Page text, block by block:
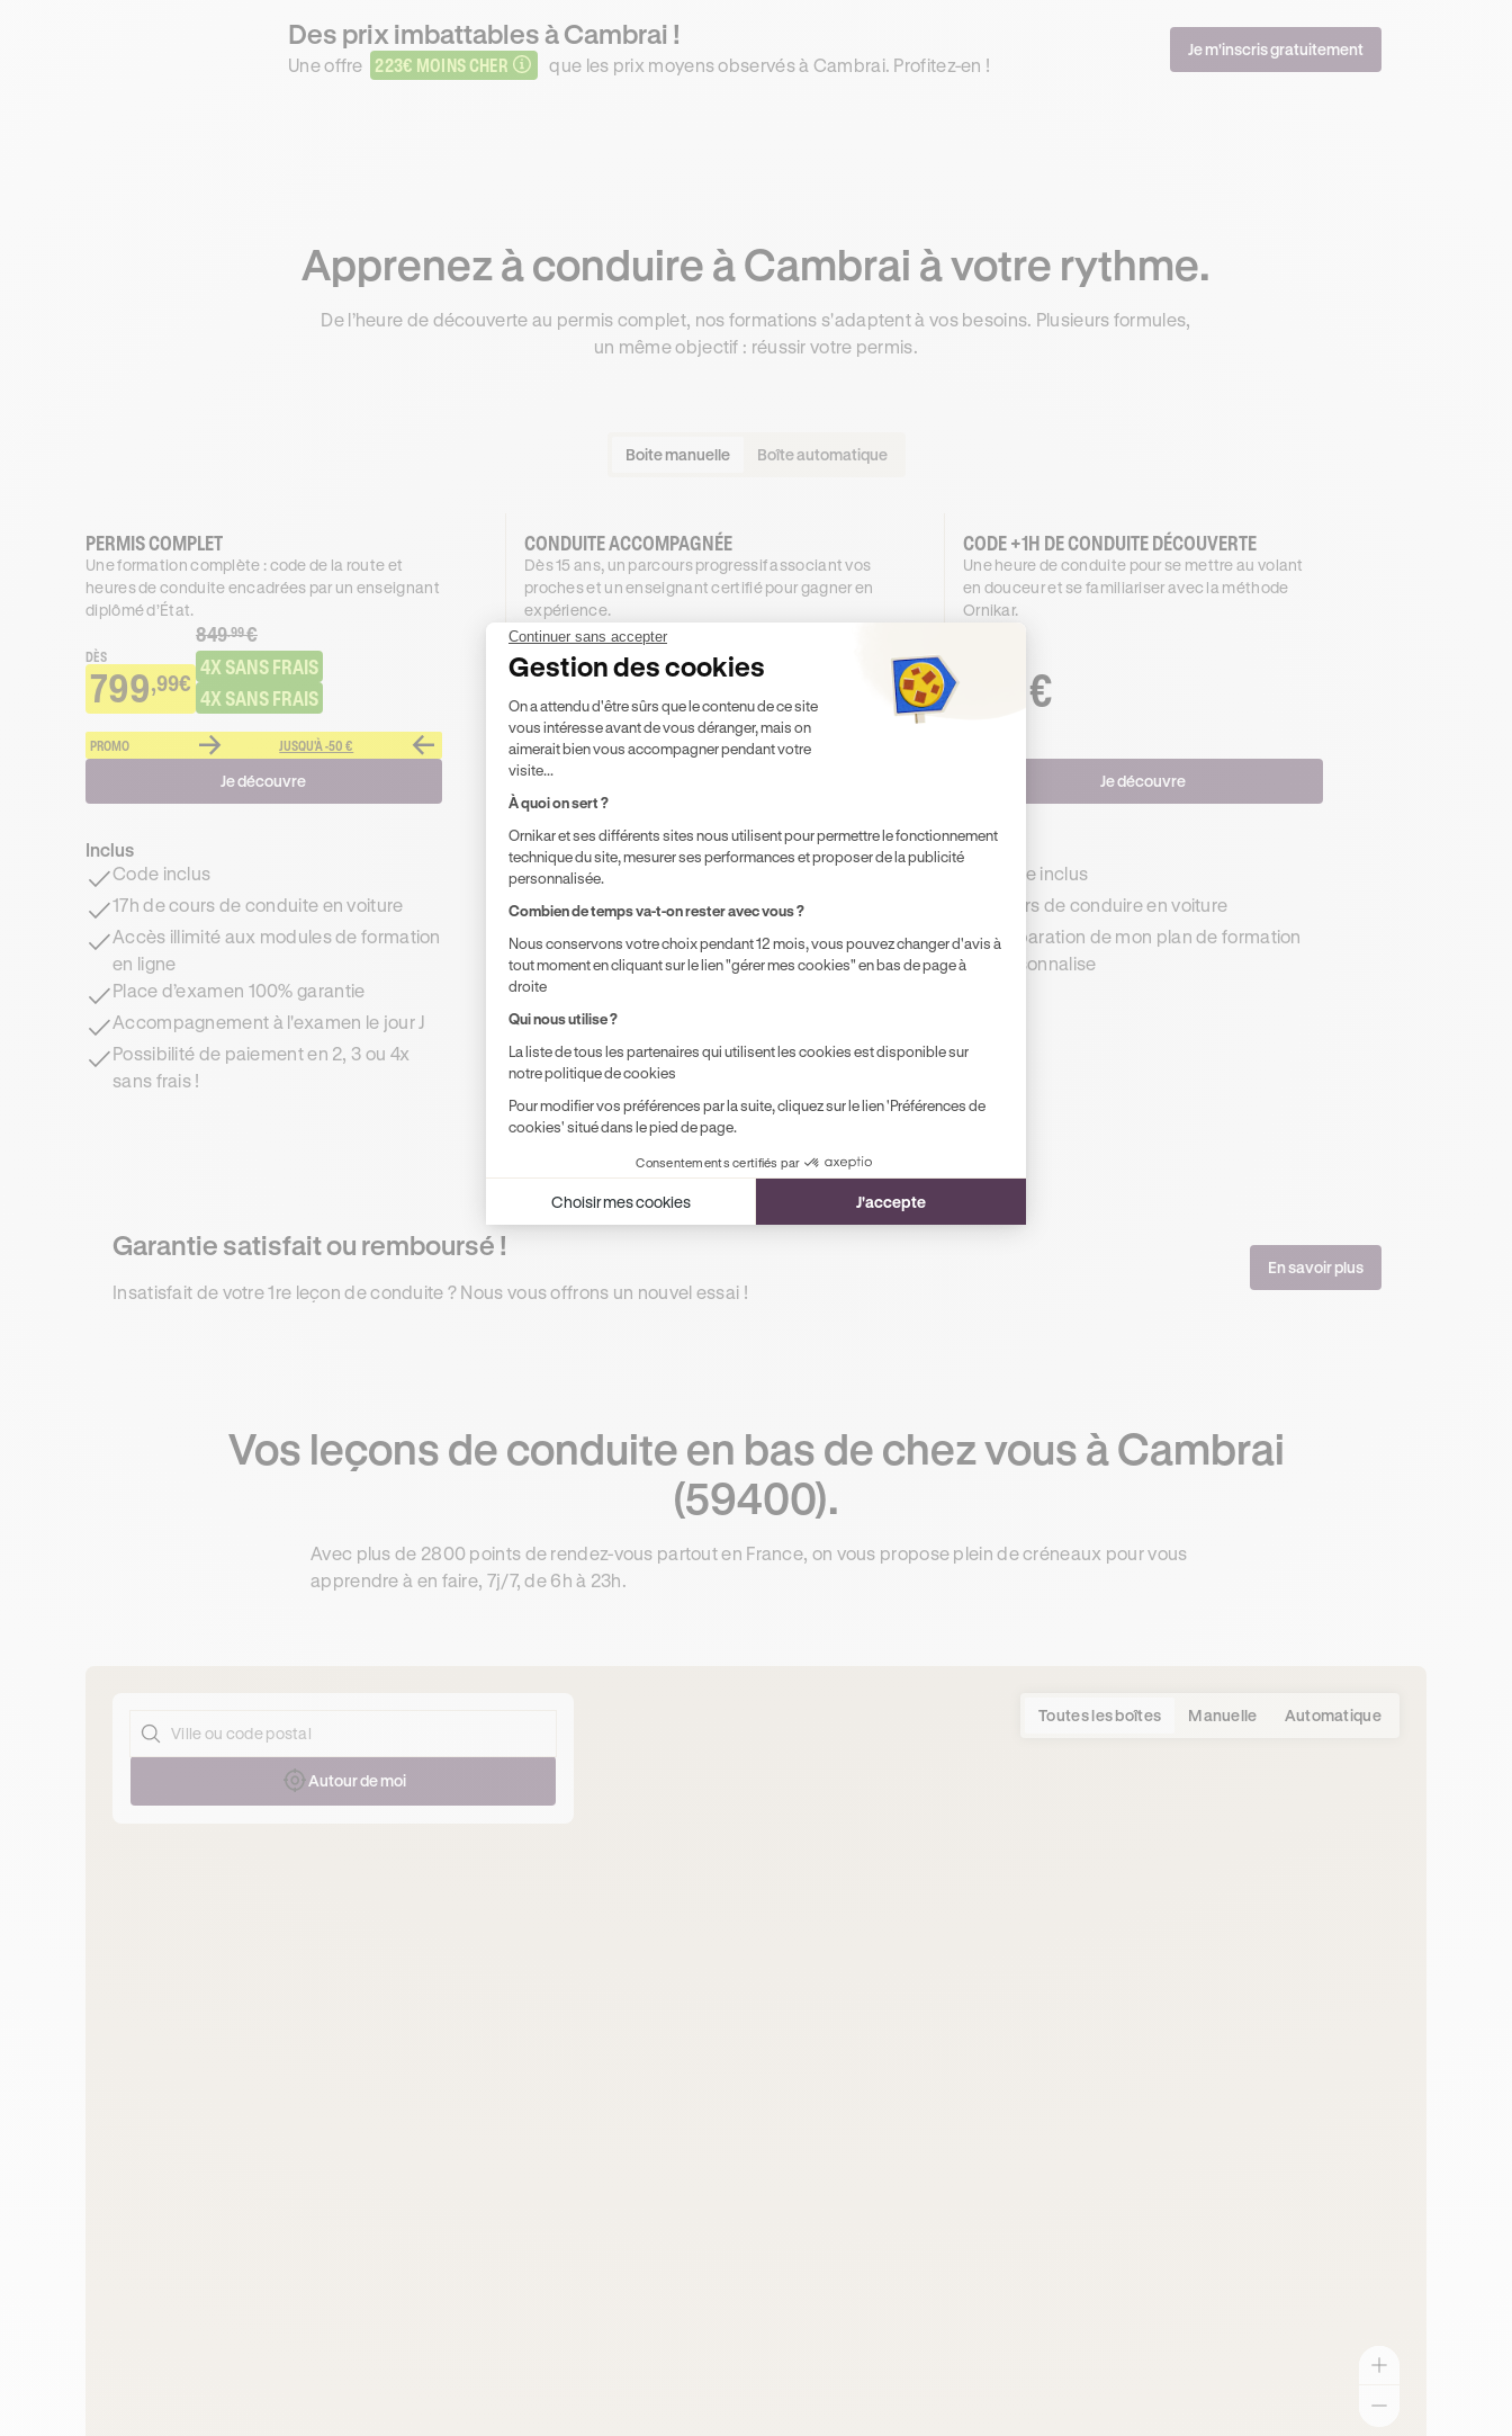
Des prix imbattables à Cambrai !
Une offre 223€ MOINS CHER que les prix moyens observés à Cambrai. Profitez-en !
Je m'inscris gratuitement
Apprenez à conduire à Cambrai à votre rythme.
De l’heure de découverte au permis complet, nos formations s'adaptent à vos besoins. Plusieurs formules,
un même objectif : réussir votre permis.
Boite manuelle Boîte automatique
PERMIS COMPLET
Une formation complète : code de la route et
heures de conduite encadrées par un enseignant
diplômé d’État.
DÈS
799,99€
849 .99€
4X SANS FRAIS
4X SANS FRAIS
PROMO JUSQU'À -50 €
Je découvre
Inclus
Code inclus
17h de cours de conduite en voiture
Accès illimité aux modules de formation
en ligne
Place d’examen 100% garantie
Accompagnement à l'examen le jour J
Possibilité de paiement en 2, 3 ou 4x
sans frais !
CONDUITE ACCOMPAGNÉE
Dès 15 ans, un parcours progressif associant vos
proches et un enseignant certifié pour gagner en
expérience.
DÈS
944,99€
1044
4X SANS FRAIS
4X SANS FRAIS
PROMO -100 €
Inclus
Code inclus
20h de cours de conduite en voiture
Accès illimité aux modules de formation
en ligne
Accompagnement à l'examen le jour J
Possibilité de paiement en 2, 3 ou 4x
sans frais !
CODE +1H DE CONDUITE DÉCOUVERTE
Une heure de conduite pour se mettre au volant
en douceur et se familiariser avec la méthode
Ornikar.
€
Je découvre
Inclus
Code inclus
Cours de conduire en voiture
Préparation de mon plan de formation
personnalise
Garantie satisfait ou remboursé !
Insatisfait de votre 1re leçon de conduite ? Nous vous offrons un nouvel essai !
En savoir plus
Vos leçons de conduite en bas de chez vous à Cambrai
(59400).
Avec plus de 2800 points de rendez-vous partout en France, on vous propose plein de créneaux pour vous
apprendre à en faire, 7j/7, de 6h à 23h.
Autour de moi
Toutes les boîtes Manuelle Automatique
Continuer sans accepter
Gestion des cookies
Plateforme de Gestion du Consentement : Personnalisez vos Options
On a attendu d'être sûrs que le contenu de ce site
vous intéresse avant de vous déranger, mais on
aimerait bien vous accompagner pendant votre
visite...
À quoi on sert ?
Ornikar et ses différents sites nous utilisent pour permettre le fonctionnement
technique du site, mesurer ses performances et proposer de la publicité
personnalisée.
Combien de temps va-t-on rester avec vous ?
Nous conservons votre choix pendant 12 mois, vous pouvez changer d'avis à
tout moment en cliquant sur le lien "gérer mes cookies" en bas de page à
droite
Qui nous utilise ?
La liste de tous les partenaires qui utilisent les cookies est disponible sur
notre politique de cookies
Pour modifier vos préférences par la suite, cliquez sur le lien 'Préférences de
cookies' situé dans le pied de page.
Consentements certifiés par
Choisir mes cookies J'accepte
Axeptio consent